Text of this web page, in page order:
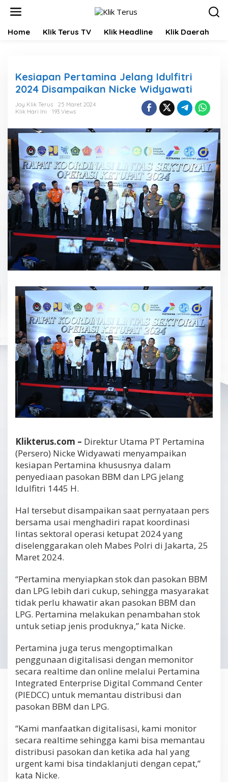
Home Klik Terus TV Klik Headline Klik Daerah
Kesiapan Pertamina Jelang Idulfitri
2024 Disampaikan Nicke Widyawati
Joy Klik Terus
25 Maret 2024
Klik Hari Ini
193 Views
Klikterus.com – Direktur Utama PT Pertamina
(Persero) Nicke Widyawati menyampaikan
kesiapan Pertamina khususnya dalam
penyediaan pasokan BBM dan LPG jelang
Idulfitri 1445 H.
Hal tersebut disampaikan saat pernyataan pers
bersama usai menghadiri rapat koordinasi
lintas sektoral operasi ketupat 2024 yang
diselenggarakan oleh Mabes Polri di Jakarta, 25
Maret 2024.
“Pertamina menyiapkan stok dan pasokan BBM
dan LPG lebih dari cukup, sehingga masyarakat
tidak perlu khawatir akan pasokan BBM dan
LPG. Pertamina melakukan penambahan stok
untuk setiap jenis produknya,” kata Nicke.
Pertamina juga terus mengoptimalkan
penggunaan digitalisasi dengan memonitor
secara realtime dan online melalui Pertamina
Integrated Enterprise Digital Command Center
(PIEDCC) untuk memantau distribusi dan
pasokan BBM dan LPG.
“Kami manfaatkan digitalisasi, kami monitor
secara realtime sehingga kami bisa memantau
distribusi pasokan dan ketika ada hal yang
urgent kami bisa tindaklanjuti dengan cepat,”
kata Nicke.